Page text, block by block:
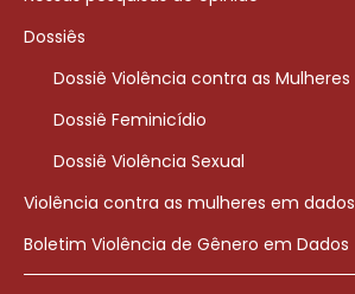
Dossiês
Dossiê Violência contra as Mulheres
Dossiê Feminicídio
Dossiê Violência Sexual
Violência contra as mulheres em dados
Boletim Violência de Gênero em Dados